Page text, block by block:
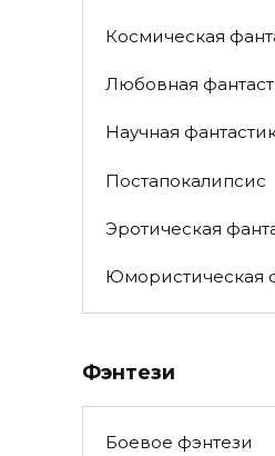
Космическая
Любовная
Научная
Постапокалипсис
Эротическая
Юмористическая
Фэнтези
Боевое фэнтези